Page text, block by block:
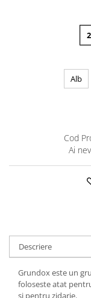
Alb
Cod
Ai
Descriere
Grundox este un
foloseste atat
si pentru zidarie.